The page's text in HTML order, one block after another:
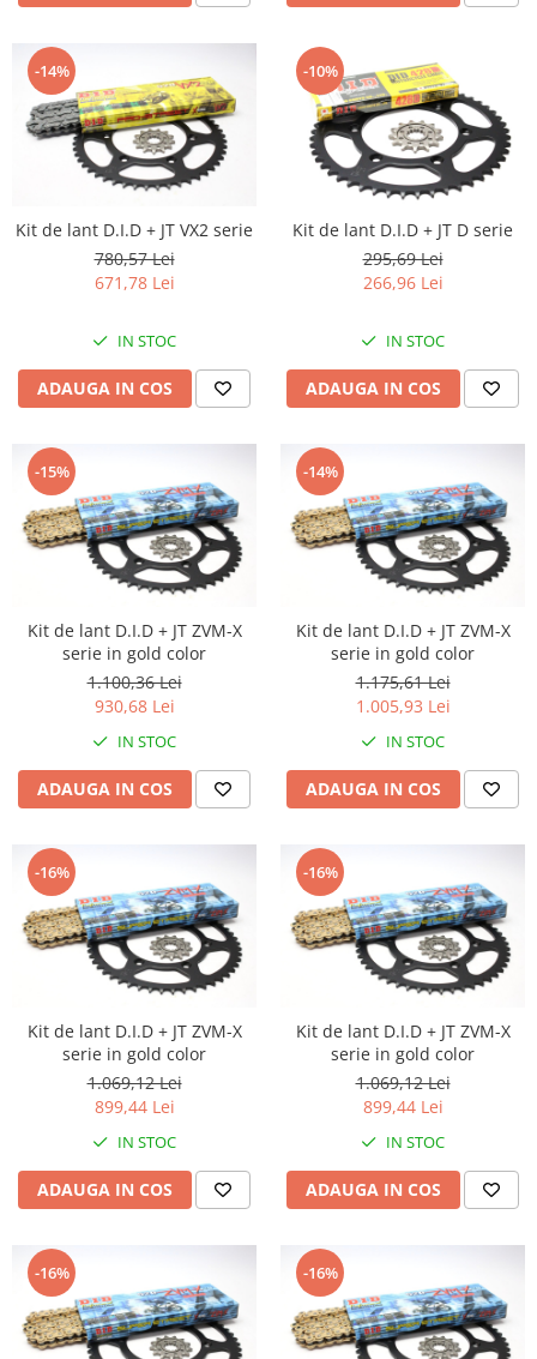
-14%
Kit de lant D.I.D + JT VX2 serie
780,57 Lei
671,78 Lei
IN STOC
ADAUGA IN COS
-10%
Kit de lant D.I.D + JT D serie
295,69 Lei
266,96 Lei
IN STOC
ADAUGA IN COS
-15%
Kit de lant D.I.D + JT ZVM-X
serie in gold color
1.100,36 Lei
930,68 Lei
IN STOC
ADAUGA IN COS
-14%
Kit de lant D.I.D + JT ZVM-X
serie in gold color
1.175,61 Lei
1.005,93 Lei
IN STOC
ADAUGA IN COS
-16%
Kit de lant D.I.D + JT ZVM-X
serie in gold color
1.069,12 Lei
899,44 Lei
IN STOC
ADAUGA IN COS
-16%
Kit de lant D.I.D + JT ZVM-X
serie in gold color
1.069,12 Lei
899,44 Lei
IN STOC
ADAUGA IN COS
-16% -16%